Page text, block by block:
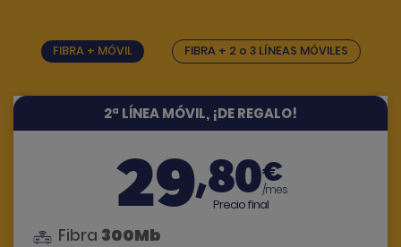
FIBRA + MÓVIL FIBRA + 2 o 3 LÍNEAS MÓVILES
2ª LÍNEA MÓVIL, ¡DE REGALO!
29,80€
/mes
Precio final
Fibra 300Mb